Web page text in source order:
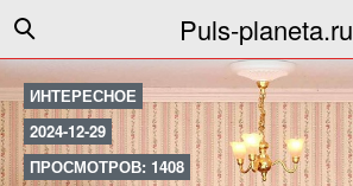
Puls-planeta.ru
ИНТЕРЕСНОЕ
2024-12-29
ПРОСМОТРОВ: 1408